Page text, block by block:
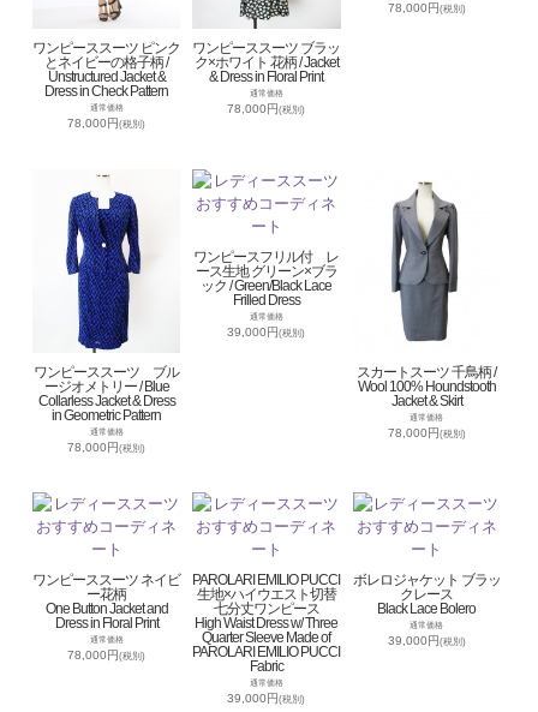
ワンピーススーツ ピンク
とネイビーの格子柄 /
Unstructured Jacket &
Dress in Check Pattern
通常価格
78,000円(税別)
ワンピーススーツ ブラッ
ク×ホワイト 花柄 / Jacket
& Dress in Floral Print
通常価格
78,000円(税別)
78,000円(税別)
ワンピーススーツ ブル
ージオメトリー / Blue
Collarless Jacket & Dress
in Geometric Pattern
通常価格
78,000円(税別)
ワンピースフリル付 レ
ース生地 グリーン×ブラ
ック / Green/Black Lace
Frilled Dress
通常価格
39,000円(税別)
スカートスーツ 千鳥柄 /
Wool 100% Houndstooth
Jacket & Skirt
通常価格
78,000円 (税別)
ワンピーススーツ ネイビ
ー花柄
One Button Jacket and
Dress in Floral Print
通常価格
78,000円(税別)
PAROLARI EMILIO PUCCI
生地×ハイウエスト切替
七分丈ワンピース
High Waist Dress w/ Three
Quarter Sleeve Made of
PAROLARI EMILIO PUCCI
Fabric
通常価格
39,000円(税別)
ボレロジャケット ブラッ
クレース
Black Lace Bolero
通常価格
39,000円 (税別)